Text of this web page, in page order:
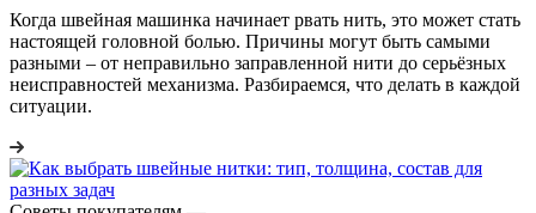
Когда швейная машинка начинает рвать нить, это может стать
настоящей головной болью. Причины могут быть самыми
разными – от неправильно заправленной нити до серьёзных
неисправностей механизма. Разбираемся, что делать в каждой
ситуации.